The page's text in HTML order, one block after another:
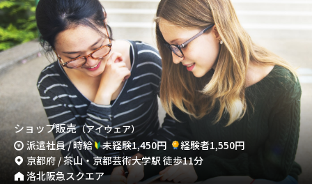
ショップ販売（アイウェア）
派遣社員 / 時給 未経験1,450円
経験者1,550円
京都府 / 茶山・京都芸術大学駅 徒歩11分
洛北阪急スクエア